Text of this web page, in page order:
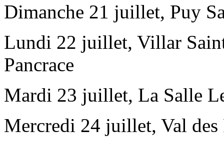
Dimanche 21 juillet, Puy
Lundi 22 juillet, Villar
Pancrace
Mardi 23 juillet, La Salle
Mercredi 24 juillet, Val des